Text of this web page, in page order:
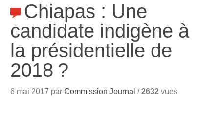
Chiapas : Une
candidate indigène à
la présidentielle de
2018 ?
6 mai 2017 parCommission Journal /2632 vues